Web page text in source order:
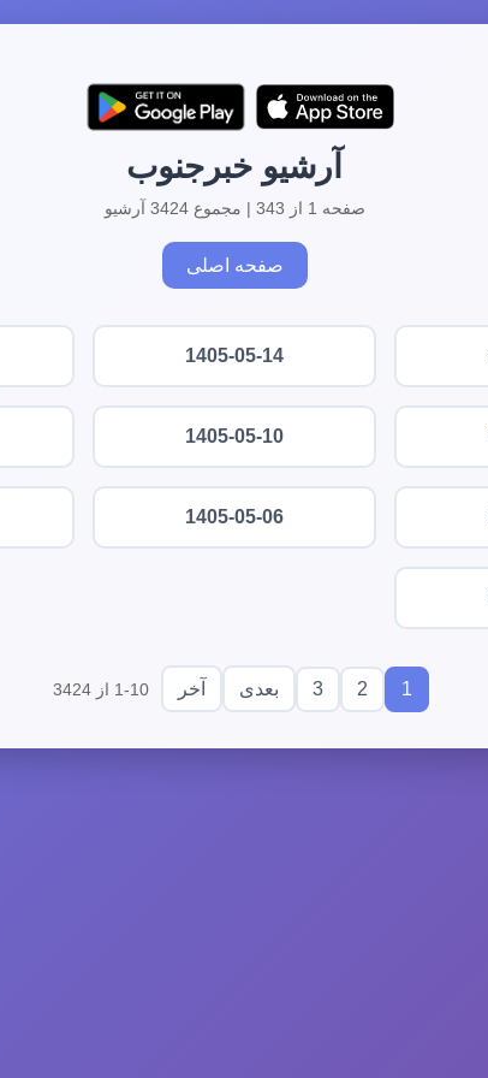
آرشیو خبرجنوب
صفحه 1 از 343 | مجموع 3424 آرشیو
صفحه اصلی
1405-05-14
1405-05-10
1405-05-06
1
2
3 بعدی آخر 1-10 از 3424